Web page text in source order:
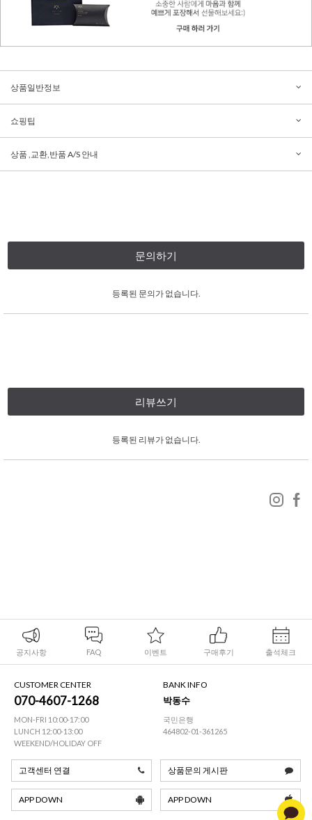
상품일반정보
쇼핑팁
상품 ,교환,반품 A/S 안내
문의하기
등록된 문의가 없습니다.
리뷰쓰기
등록된 리뷰가 없습니다.
공지사항 FAQ 이벤트 구매후기 출석체크
CUSTOMER CENTER
070-4607-1268
MON-FRI 10:00-17:00
LUNCH 12:00-13:00
WEEKEND/HOLIDAY OFF
BANK INFO
박동수
국민은행
464802-01-361265
고객센터 연결 상품문의 게시판
APP DOWN APP DOWN